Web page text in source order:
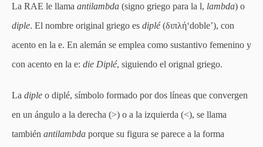
La RAE le llama antilambda (signo griego para la l, lambda) o
diple. El nombre original griego es diplé(διπλή‘doble’), con
acento en la e. En alemán se emplea como sustantivo femenino y
con acento en la e: die Diplé, siguiendo el orignal griego.
La diple o diplé, símbolo formado por dos líneas que convergen
en un ángulo a la derecha (>) o a la izquierda (<), se llama
también antilambda porque su figura se parece a la forma